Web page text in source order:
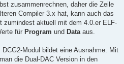
zusammenrechnen, daher die Zeile
Compiler 3.x hat, kann auch das
zumindest aktuell mit dem 4.0.er ELF-
für Program und Dataaus.
Modul bildet eine Ausnahme. Mit
die Dual-DAC Version in den